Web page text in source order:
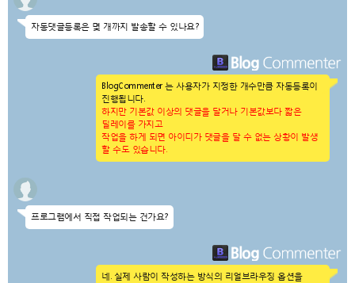
자동댓글등록은 몇 개까지 발송할 수 있나요?
BlogCommenter 는 사용자가 지정한 개수만큼 자동등록이
진행됩니다.
하지만 기본값 이상의 댓글을 달거나 기본값보다 짧은
딜레이를 가지고
작업을 하게 되면 아이디가 댓글을 달 수 없는 상황이 발생
할 수도 있습니다.
프로그램에서 직접 작업되는 건가요?
네. 실제 사람이 작성하는 방식의 리얼브라우징 옵션을